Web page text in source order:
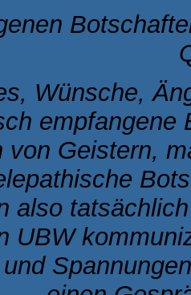
Wünsche,
empfangene
von Geistern,
also
UBW